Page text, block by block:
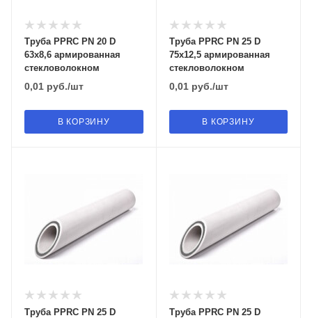
Труба PPRC PN 20 D
63х8,6 армированная
стекловолокном
0,01 руб./шт
В КОРЗИНУ
Труба PPRC PN 25 D
75х12,5 армированная
стекловолокном
0,01руб./шт
В КОРЗИНУ
Труба PPRC PN 25 D
Труба PPRC PN 25 D